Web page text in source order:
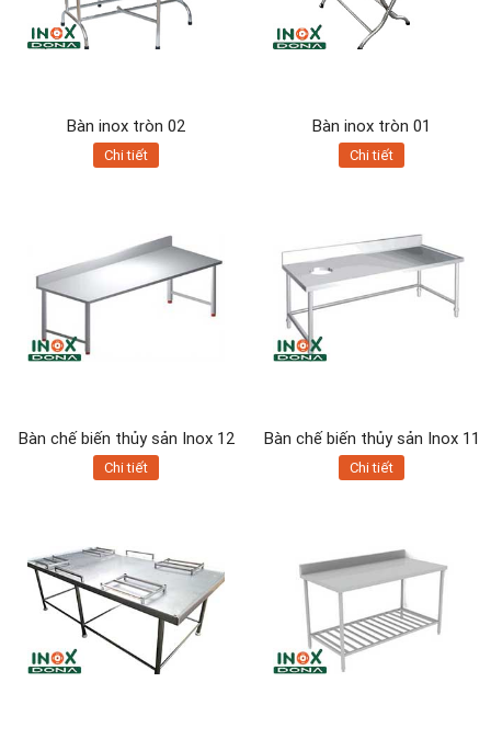
Bàn inox tròn 02
Chi tiết
Bàn inox tròn 01
Chi tiết
Bàn chế biến thủy sản Inox 12
Chi tiết
Bàn chế biến thủy sản Inox 11
Chi tiết